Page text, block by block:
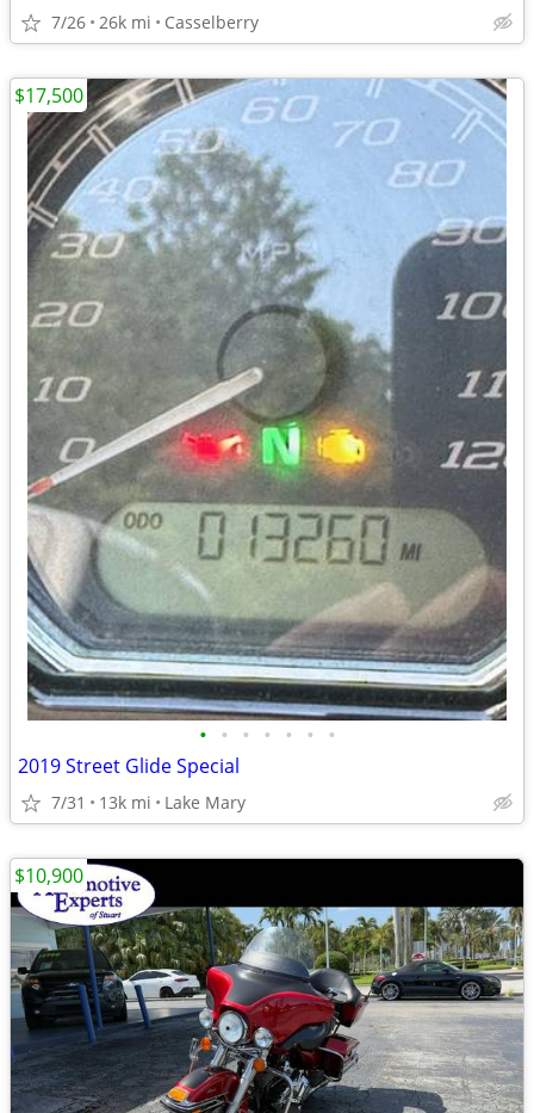
7/26 26k mi Casselberry
• • • • • • •
2019 Street Glide Special
7/31 13k mi Lake Mary
$17,500
$10,900